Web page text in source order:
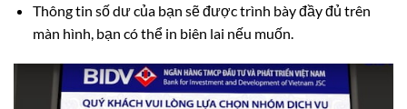
Thông tin số dư của bạn sẽ được trình bày đầy đủ trên
màn hình, bạn có thể in biên lai nếu muốn.